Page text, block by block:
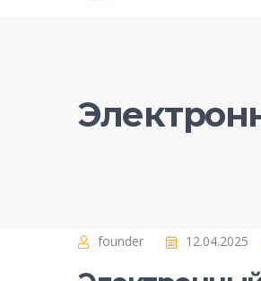
founder 12.04.2025